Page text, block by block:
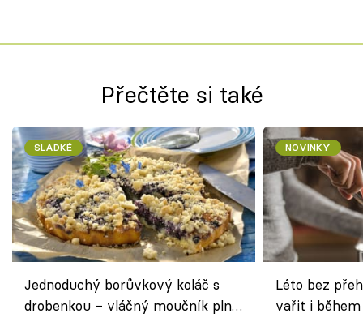
Přečtěte si také
SLADKÉ
Jednoduchý borůvkový koláč s
drobenkou – vláčný moučník plný
NOVINKY
Léto bez
vařit i